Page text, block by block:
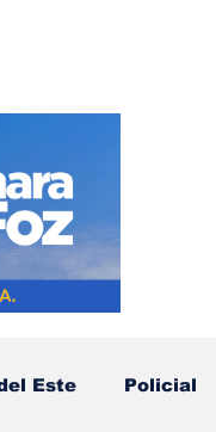
Este Policial